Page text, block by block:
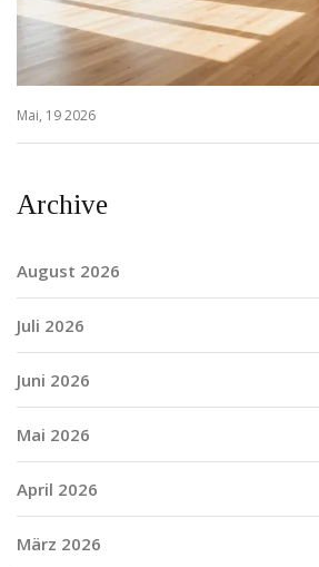
Mai, 19 2026
Archive
August 2026
Juli 2026
Juni 2026
Mai 2026
April 2026
März 2026